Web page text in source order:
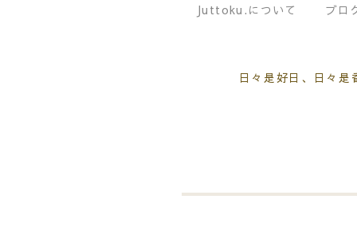
Juttoku.について ブロ
日々是好日、日々是